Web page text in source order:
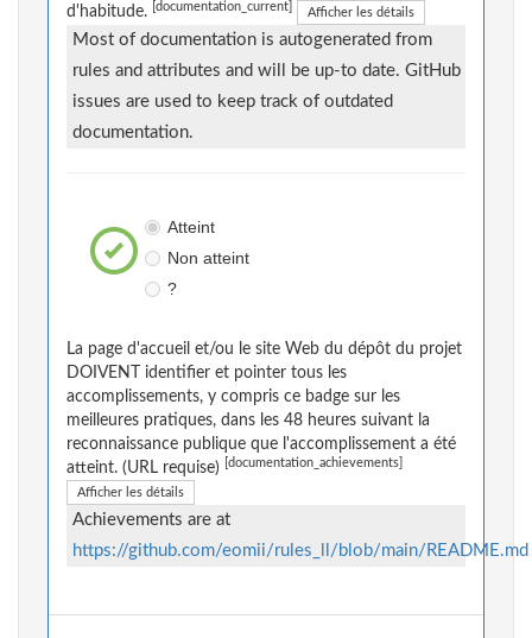
d'habitude.
[documentation_current] Afficher les détails
Most of documentation is autogenerated from
rules and attributes and will be up-to date. GitHub
issues are used to keep track of outdated
documentation.
Atteint
Non atteint
?
La page d'accueil et/ou le site Web du dépôt du projet
DOIVENT identifier et pointer tous les
accomplissements, y compris ce badge sur les
meilleures pratiques, dans les 48 heures suivant la
reconnaissance publique que l'accomplissement a été
atteint. (URL requise)
[documentation_achievements]
Afficher les détails
Achievements are at
https://github.com/eomii/rules_ll/blob/main/README.md